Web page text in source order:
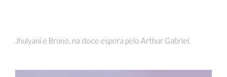
Jhulyani e Bruno, na doce espera pelo Arthur Gabriel.